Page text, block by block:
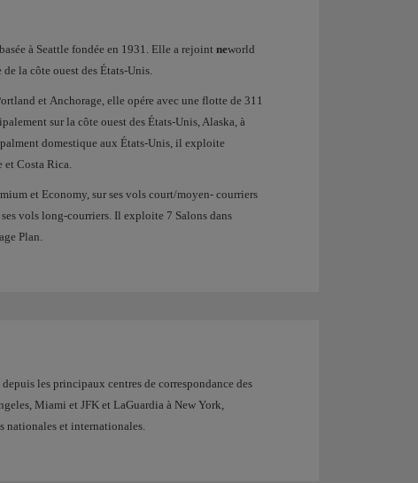
à Seattle fondée en 1931. Elle a rejointneworld
la côte ouest des États-Unis.
et Anchorage, elle opére avec une flotte de 311
sur la côte ouest des États-Unis, Alaska, à
domestique aux États-Unis, il exploite
Costa Rica.
et Economy, sur ses vols court/moyen- courriers
vols long-courriers. Il exploite 7 Salons dans
Plan.
les principaux centres de correspondance des
Miami et JFK et LaGuardia à New York,
nationales et internationales.